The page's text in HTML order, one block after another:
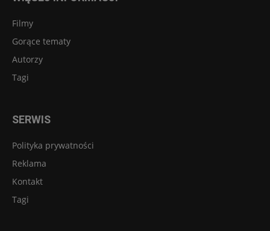
Filmy
Gorące tematy
Autorzy
Tagi
SERWIS
Polityka prywatności
Reklama
Kontakt
Tagi